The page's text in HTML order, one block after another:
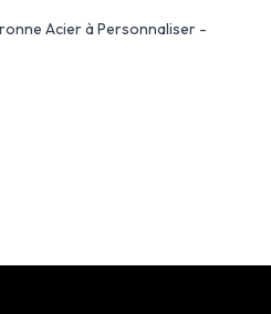
Acier à Personnaliser -